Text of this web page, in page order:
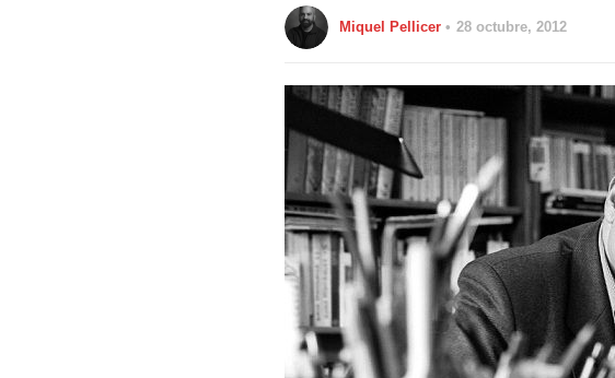
Miquel Pellicer 28 octubre, 2012